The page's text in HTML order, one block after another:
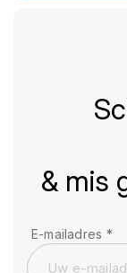
& mis
E-mailadres *